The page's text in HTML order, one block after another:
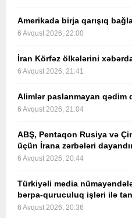
Amerikada birja qarışıq
6 Avqust 2026, 22:00
İran Körfəz ölkələrini
6 Avqust 2026, 21:41
Alimlər paslanmayan qədim
6 Avqust 2026, 21:04
ABŞ, Pentaqon Rusiya və
üçün İrana zərbələri
6 Avqust 2026, 20:44
Türkiyəli media
bərpa-quruculuq işləri ilə
6 Avqust 2026, 20:36